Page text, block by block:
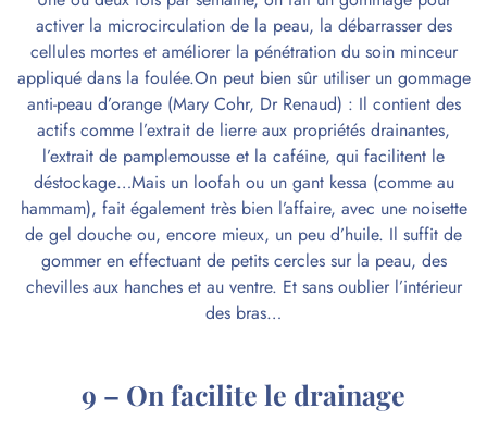
activer la microcirculation de la peau, la débarrasser des
cellules mortes et améliorer la pénétration du soin minceur
appliqué dans la foulée.On peut bien sûr utiliser un gommage
anti-peau d’orange (Mary Cohr, Dr Renaud) : Il contient des
actifs comme l’extrait de lierre aux propriétés drainantes,
l’extrait de pamplemousse et la caféine, qui facilitent le
déstockage…Mais un loofah ou un gant kessa (comme au
hammam), fait également très bien l’affaire, avec une noisette
de gel douche ou, encore mieux, un peu d’huile. Il suffit de
gommer en effectuant de petits cercles sur la peau, des
chevilles aux hanches et au ventre. Et sans oublier l’intérieur
des bras…
9 – On facilite le drainage